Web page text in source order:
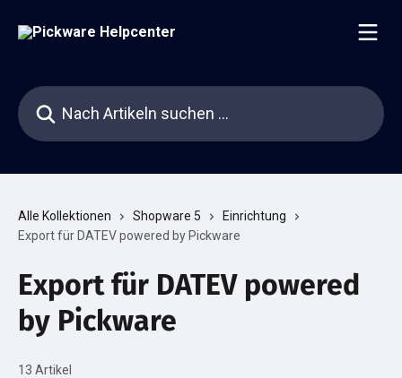
Nach Artikeln suchen …
Alle Kollektionen Shopware 5
Einrichtung
Export für DATEV powered by Pickware
Export für DATEV powered
by Pickware
13 Artikel